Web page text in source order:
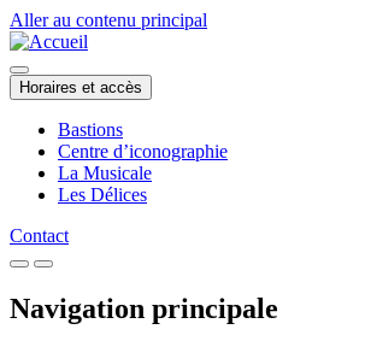
Aller au contenu principal
Horaires et accès
Bastions
Centre d’iconographie
La Musicale
Les Délices
Contact
Navigation principale